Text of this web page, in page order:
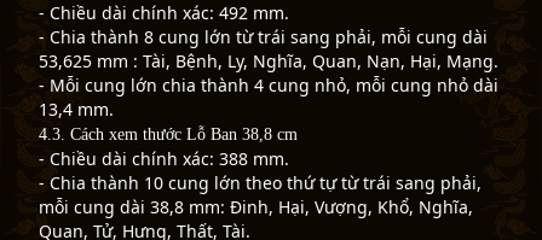
- Chiều dài chính xác: 492 mm.
- Chia thành 8 cung lớn từ trái sang phải, mỗi cung dài
53,625 mm : Tài, Bệnh, Ly, Nghĩa, Quan, Nạn, Hại, Mạng.
- Mỗi cung lớn chia thành 4 cung nhỏ, mỗi cung nhỏ dài
13,4 mm.
4.3. Cách xem thước Lỗ Ban 38,8 cm
- Chiều dài chính xác: 388 mm.
- Chia thành 10 cung lớn theo thứ tự từ trái sang phải,
mỗi cung dài 38,8 mm: Đinh, Hại, Vượng, Khổ, Nghĩa,
Quan, Tử, Hưng, Thất, Tài.